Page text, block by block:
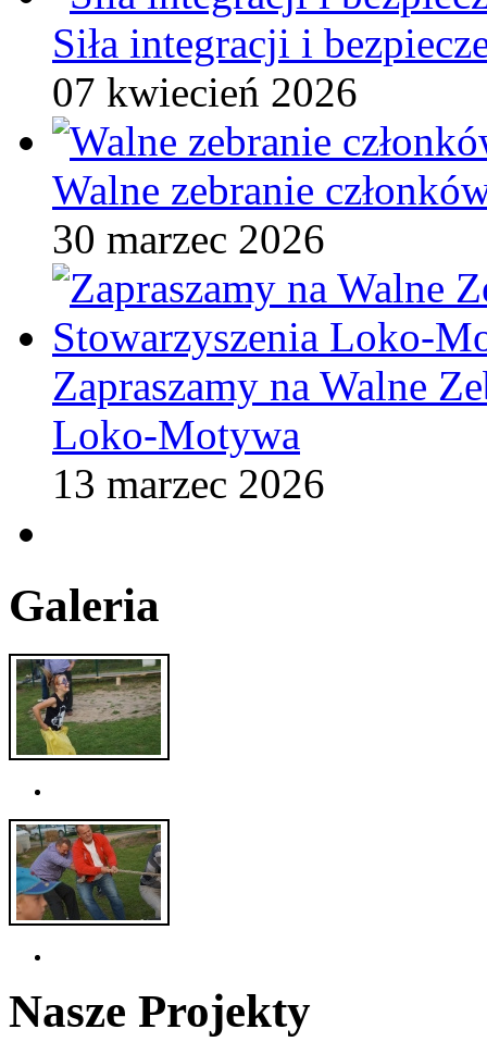
Siła integracji i
07 kwiecień 2026
Walne zebranie
30 marzec 2026
Zapraszamy na Walne
Loko-Motywa
13 marzec 2026
Galeria
Nasze Projekty